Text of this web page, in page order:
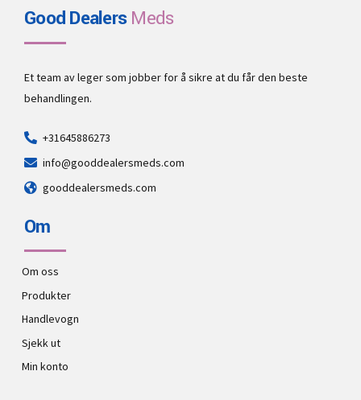
Good DealersMeds
Et team av leger som jobber for å sikre at du får den beste
behandlingen.
+31645886273
info@gooddealersmeds.com
gooddealersmeds.com
Om
Om oss
Produkter
Handlevogn
Sjekk ut
Min konto